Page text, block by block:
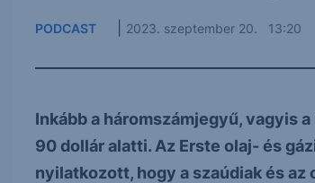
PODCAST 2023. szeptember 20. 13:20
Inkább a háromszámjegyű, vagyis
90 dollár alatti. Az Erste olaj- és
nyilatkozott, hogy a szaúdiak és